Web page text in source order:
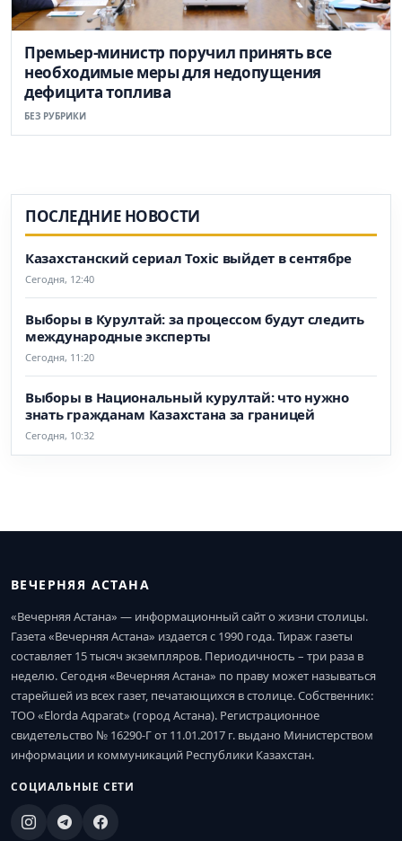
Премьер-министр поручил принять все
необходимые меры для недопущения
дефицита топлива
БЕЗ РУБРИКИ
ПОСЛЕДНИЕ НОВОСТИ
Казахстанский сериал Toxic выйдет в сентябре
Сегодня, 12:40
Выборы в Курултай: за процессом будут следить
международные эксперты
Сегодня, 11:20
Выборы в Национальный курултай: что нужно
знать гражданам Казахстана за границей
Сегодня, 10:32
ВЕЧЕРНЯЯ АСТАНА
«Вечерняя Астана» — информационный сайт о жизни столицы.
Газета «Вечерняя Астана» издается с 1990 года. Тираж газеты
составляет 15 тысяч экземпляров. Периодичность – три раза в
неделю. Сегодня «Вечерняя Астана» по праву может называться
старейшей из всех газет, печатающихся в столице. Собственник:
ТОО «Elorda Aqparat» (город Астана). Регистрационное
свидетельство № 16290-Г от 11.01.2017 г. выдано Министерством
информации и коммуникаций Республики Казахстан.
СОЦИАЛЬНЫЕ СЕТИ